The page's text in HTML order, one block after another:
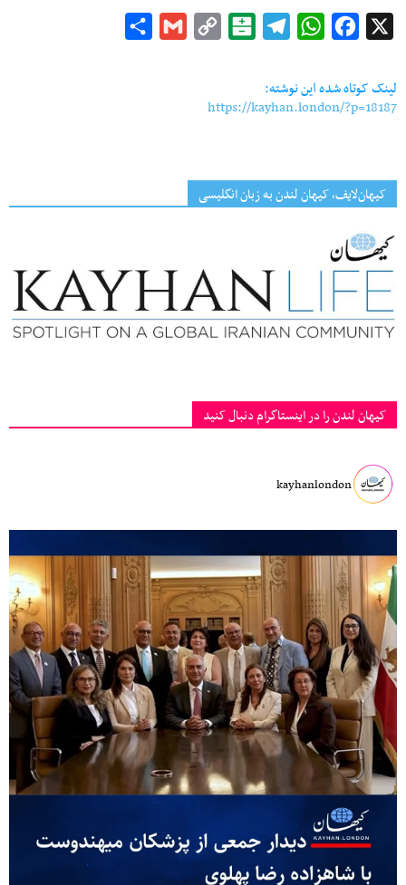
Facebook
WhatsApp
Telegram
Balatarin
Copy
Gmail
لینک کوتاه شده این نوشته:
https://kayhan.london/?p=18187
کیهان‌لایف، کیهان لندن به زبان انگلیسی
کیهان لندن را در اینستاگرام دنبال کنید
kayhanlondon